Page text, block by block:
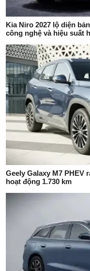
Kia Niro 2027 lộ diện
công nghệ và hiệu suất
Geely Galaxy M7 PHEV
hoạt động 1.730 km